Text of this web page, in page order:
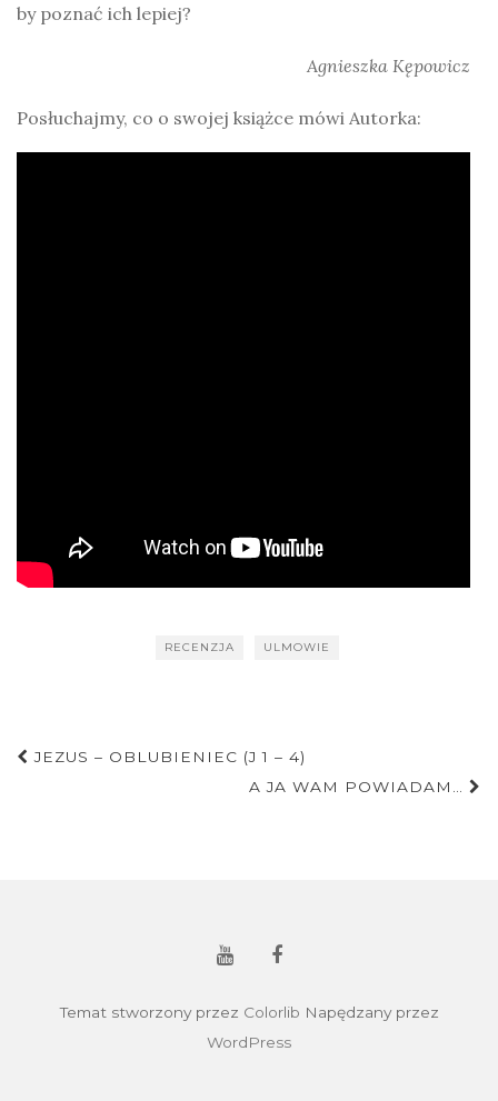
by poznać ich lepiej?
Agnieszka Kępowicz
Posłuchajmy, co o swojej książce mówi Autorka:
RECENZJA ULMOWIE
Nawigacja
JEZUS – OBLUBIENIEC (J 1 – 4)
A JA WAM POWIADAM…
Temat stworzony przez Colorlib Napędzany przez
WordPress